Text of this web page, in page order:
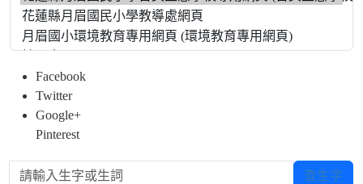
Facebook
Twitter
Google+
Pinterest
請輸入生字或生詞 查生字